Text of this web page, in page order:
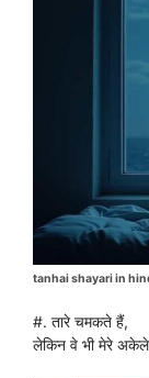
tanhai shayari in
#. तारे चमकते हैं,
लेकिन वे भी मेरे